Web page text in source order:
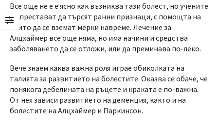
Все още не е е ясно как възниква тази болест, но учените
не престават да търсят ранни признаци, с помощта на
които да се вземат мерки навреме. Лечение за
Алцхаймер все още няма, но има начини и средства
заболяването да се отложи, или да преминава по-леко.
Вече знаем каква важна роля играе обиколката на
талията за развитието на болестите. Оказва се обаче, че
понякога дебелината на ръцете и краката е по-важна.
От нея зависи развитието на деменция, както и на
болестите на Алцхаймер и Паркинсон.